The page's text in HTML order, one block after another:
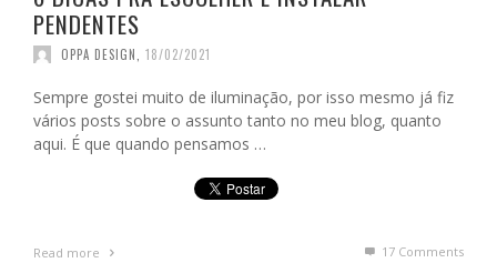
PENDENTES
OPPA DESIGN 18/02/2021
Sempre gostei muito de iluminação, por isso mesmo já fiz
vários posts sobre o assunto tanto no meu blog, quanto
aqui. É que quando pensamos …
Read more 17 Comments